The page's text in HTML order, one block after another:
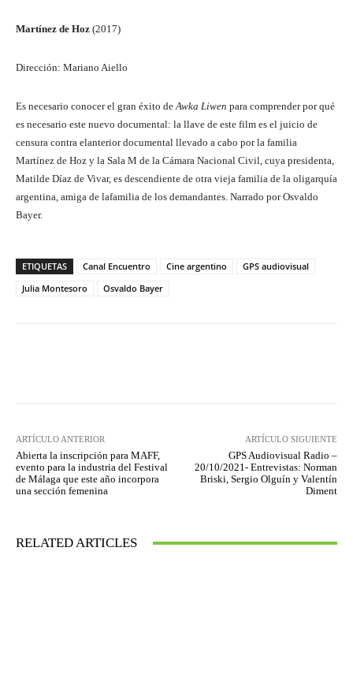
Martínez de Hoz (2017)
Dirección: Mariano Aiello
Es necesario conocer el gran éxito deAwka Liwen para comprender por qué
es necesario este nuevo documental: la llave de este film es el juicio de
censura contra elanterior documental llevado a cabo por la familia
Martínez de Hoz y la Sala M de la Cámara Nacional Civil, cuya presidenta,
Matilde Díaz de Vivar, es descendiente de otra vieja familia de la oligarquía
argentina, amiga de lafamilia de los demandantes. Narrado por Osvaldo
Bayer.
ETIQUETAS Canal Encuentro Cine argentino
GPS audiovisual
Julia Montesoro
Osvaldo Bayer
ARTÍCULO ANTERIOR
Abierta la inscripción para MAFF,
evento para la industria del Festival
de Málaga que este año incorpora
una sección femenina
ARTÍCULO SIGUIENTE
GPS Audiovisual Radio –
20/10/2021- Entrevistas: Norman
Briski, Sergio Olguín y Valentín
Diment
RELATED ARTICLES